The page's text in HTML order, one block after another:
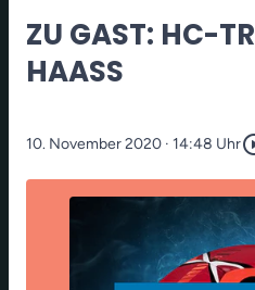
ZU GAST: HC-
HAASS
10. November 2020 · 14:48 Uhr